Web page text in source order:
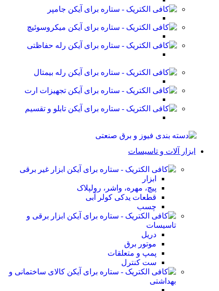
جامپر
میکروسوئیچ
رله حفاظتی
رله بیمتال
تجهیزات ارت
تابلو و تقسیم
ابزار آلات و تاسیسات
ابزار غیر برقی
ابزار
پیچ، مهره، واشر، رولپلاک
قطعات یدکی کولر آبی
چسب
ابزار برقی و
تاسیسات
دریل
موتور برق
پمپ و متعلقات
ست کنترل
کالای ساختمانی و
بهداشتی